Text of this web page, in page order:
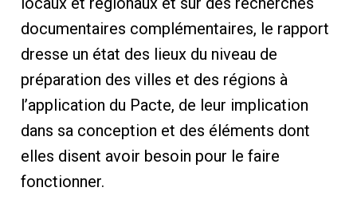
documentaires complémentaires, le rapport
dresse un état des lieux du niveau de
préparation des villes et des régions à
l’application du Pacte, de leur implication
dans sa conception et des éléments dont
elles disent avoir besoin pour le faire
fonctionner.